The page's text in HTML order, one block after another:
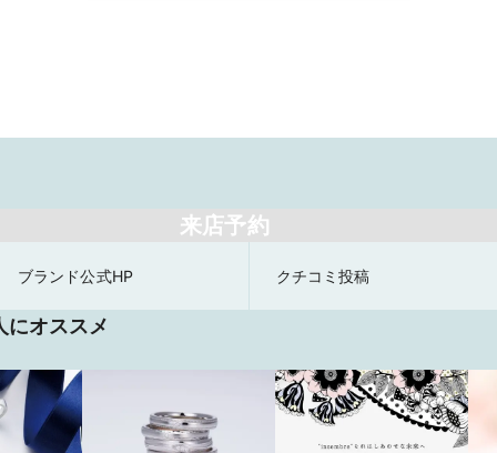
来店予約
ブランド公式HP クチコミ投稿
にオススメ